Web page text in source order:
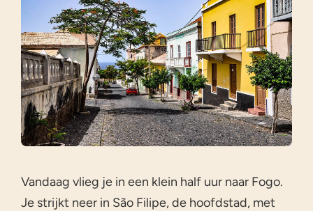
Vandaag vlieg je in een klein half uur naar Fogo.
Je strijkt neer in São Filipe, de hoofdstad, met